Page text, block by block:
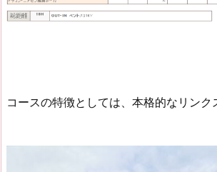
コースの特徴としては、本格的なリンク